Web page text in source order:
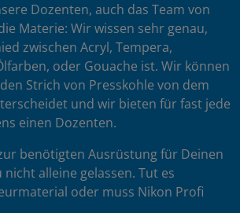
Dozenten, auch das Team von
Materie: Wir wissen sehr genau,
zwischen Acryl, Tempera,
oder Gouache ist. Wir können
Strich von Presskohle von dem
und wir bieten für fast jede
einen Dozenten.
benötigten Ausrüstung für Deinen
alleine gelassen. Tut es
oder muss Nikon Profi